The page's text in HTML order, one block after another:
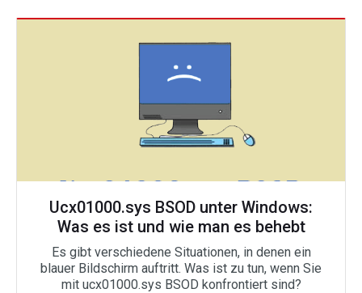
Ucx01000.sys BSOD unter Windows:
Was es ist und wie man es behebt
Es gibt verschiedene Situationen, in denen ein
blauer Bildschirm auftritt. Was ist zu tun, wenn Sie
mit ucx01000.sys BSOD konfrontiert sind?